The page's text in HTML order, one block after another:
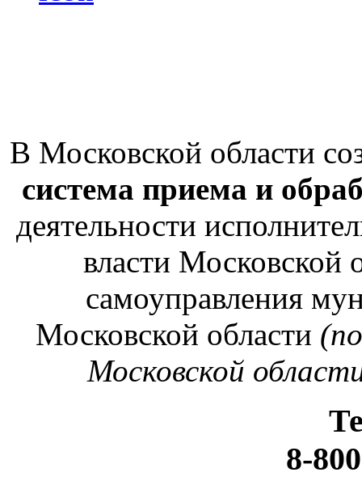
В Московской области
система приема и
деятельности
власти Московской
самоуправления
Московской области
Московской
8-